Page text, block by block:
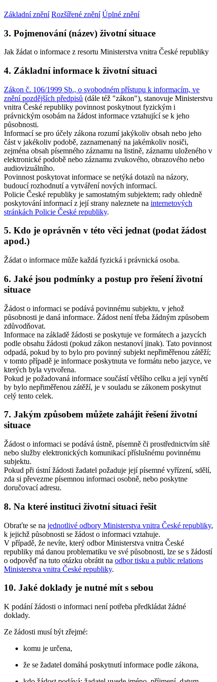
Základní znění Rozšířené znění Úplné znění
3. Pojmenování (název) životní situace
Jak žádat o informace z resortu Ministerstva vnitra České republiky
4. Základní informace k životní situaci
Zákon č. 106/1999 Sb., o svobodném přístupu k informacím, ve
znění pozdějších předpisů (dále též "zákon"), stanovuje Ministerstvu
vnitra České republiky povinnost poskytnout fyzickým i
právnickým osobám na žádost informace vztahující se k jeho
působnosti.
Informací se pro účely zákona rozumí jakýkoliv obsah nebo jeho
část v jakékoliv podobě, zaznamenaný na jakémkoliv nosiči,
zejména obsah písemného záznamu na listině, záznamu uloženého v
elektronické podobě nebo záznamu zvukového, obrazového nebo
audiovizuálního.
Povinnost poskytovat informace se netýká dotazů na názory,
budoucí rozhodnutí a vytváření nových informací.
Policie České republiky je samostatným subjektem; rady ohledně
poskytování informací z její strany naleznete na internetových
stránkách Policie České republiky.
5. Kdo je oprávněn v této věci jednat (podat žádost
apod.)
Žádat o informace může každá fyzická i právnická osoba.
6. Jaké jsou podmínky a postup pro řešení životní
situace
Žádost o informaci se podává povinnému subjektu, v jehož
působnosti je daná informace. Žádost není třeba žádným způsobem
zdůvodňovat.
Informace na základě žádosti se poskytuje ve formátech a jazycích
podle obsahu žádosti (pokud zákon nestanoví jinak). Tato povinnost
odpadá, pokud by to bylo pro povinný subjekt nepřiměřenou zátěží;
v tomto případě je informace poskytnuta ve formátu nebo jazyce, ve
kterých byla vytvořena.
Pokud je požadovaná informace součástí většího celku a její vynětí
by bylo nepřiměřenou zátěží, je v souladu se zákonem poskytnut
celý tento celek.
7. Jakým způsobem můžete zahájit řešení životní
situace
Žádost o informaci se podává ústně, písemně či prostřednictvím sítě
nebo služby elektronických komunikací příslušnému povinnému
subjektu.
Pokud při ústní žádosti žadatel požaduje její písemné vyřízení, sdělí,
zda si převezme písemnou informaci osobně, nebo poskytne
doručovací adresu.
8. Na které instituci životní situaci řešit
Obraťte se na jednotlivé odbory Ministerstva vnitra České republiky,
k jejichž působnosti se žádost o informaci vztahuje.
V případě, že nevíte, který odbor Ministerstva vnitra České
republiky má danou problematiku ve své působnosti, lze se s žádostí
o odpověď na tuto otázku obrátit na odbor tisku a public relations
Ministerstva vnitra České republiky.
10. Jaké doklady je nutné mít s sebou
K podání žádosti o informaci není potřeba předkládat žádné
doklady.
Ze žádosti musí být zřejmé:
komu je určena,
že se žadatel domáhá poskytnutí informace podle zákona,